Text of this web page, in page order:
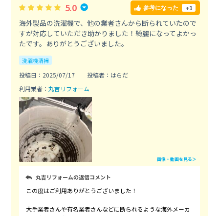
5.0 参考になった +1
海外製品の洗濯機で、他の業者さんから断られていたので
すが対応していただき助かりました！綺麗になってよかっ
たです。ありがとうございました。
洗濯機清掃
投稿日：2025/07/17
投稿者：はらだ
利用業者： 丸吉リフォーム
画像・動画を見る＞
丸吉リフォームの返信コメント
この度はご利用ありがとうございました！
大手業者さんや有名業者さんなどに断られるような海外メーカ